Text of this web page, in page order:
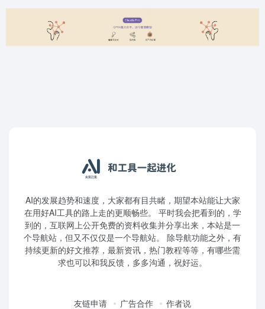
AI的发展趋势和速度，大家都有目共睹，期望本站能让大家
在用好AI工具的路上走的更顺畅些。 平时我会把看到的，学
到的，互联网上公开免费的资料收集并分享出来，本站是一
个导航站，但又不仅仅是一个导航站。 除导航功能之外，有
持续更新的好文推荐，最新资讯，热门教程等等，有哪些需
求也可以和我反馈，多多沟通，祝好运。
友链申请 广告合作 作者说